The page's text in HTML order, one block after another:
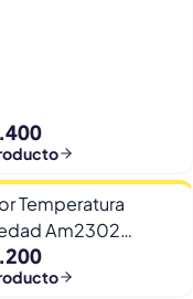
Temperatura
Am2302
am2302 Digital